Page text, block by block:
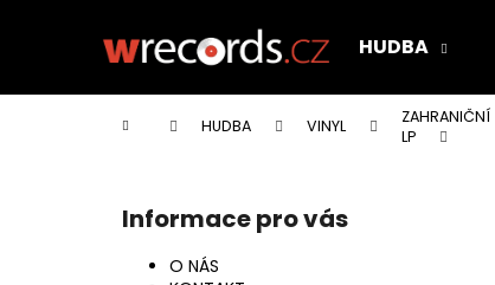
HUDBA
Domů HUDBA VINYL
ZAHRANIČNÍ
LP
Informace pro vás
O NÁS
í
Zpět
do
Zpět
do